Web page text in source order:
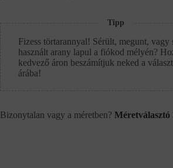
Tipp
Fizess törtarannyal! Sérült, megunt, vagy
használt arany lapul a fiókod mélyén?
kedvező áron beszámítjuk neked a
árába!
Bizonytalan vagy a méretben? Méretválasztó